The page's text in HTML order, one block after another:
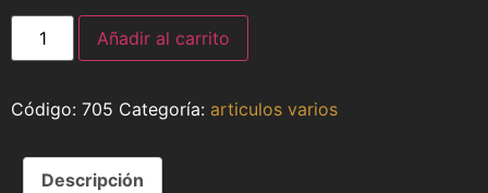
Añadir al carrito
705 Categoría: articulos varios
Descripción